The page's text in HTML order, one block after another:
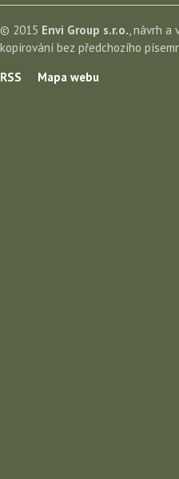
© 2015 Envi Group s.r.o., návrh a
kopírování bez předchozího
RSS
Mapa webu